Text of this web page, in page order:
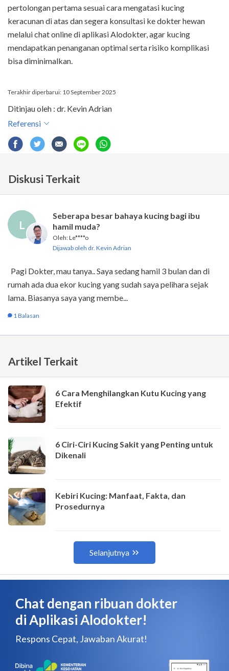
pertolongan pertama sesuai cara mengatasi kucing
keracunan di atas dan segera konsultasi ke dokter hewan
melalui chat online di aplikasi Alodokter, agar kucing
mendapatkan penanganan optimal serta risiko komplikasi
bisa diminimalkan.
Terakhir diperbarui: 10 September 2025